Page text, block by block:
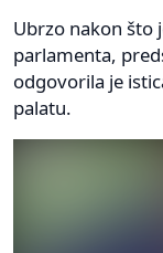
Ubrzo nakon što
parlamenta,
odgovorila je
palatu.